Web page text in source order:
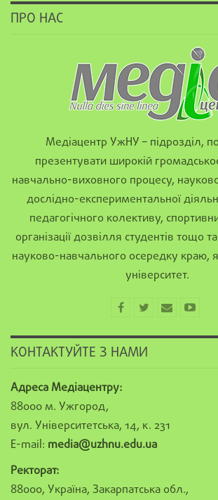
ПРО НАС
Медіацентр УжНУ – підрозділ,
презентувати широкій
навчально-виховного процесу,
дослідно-експериментальної
педагогічного колективу,
організації дозвілля студентів тощо
науково-навчального осередку краю,
університет.
КОНТАКТУЙТЕ З НАМИ
Адреса Медіацентру:
88000 м. Ужгород,
вул. Університетська, 14, к. 231
E-mail: media@uzhnu.edu.ua
Ректорат:
88000, Україна, Закарпатська обл.,